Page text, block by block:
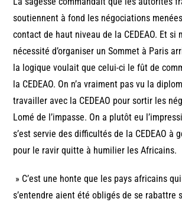
soutiennent à fond les négociations
contact de haut niveau de la CEDEAO. Et si
nécessité d’organiser un Sommet à Paris
la logique voulait que celui-ci le fût de
la CEDEAO. On n’a vraiment pas vu la
travailler avec la CEDEAO pour sortir les
Lomé de l’impasse. On a plutôt eu
s’est servie des difficultés de la CEDEAO à
pour le ravir quitte à humilier les Africains.
» C’est une honte que les pays africains qui
s’entendre aient été obligés de se rabattre